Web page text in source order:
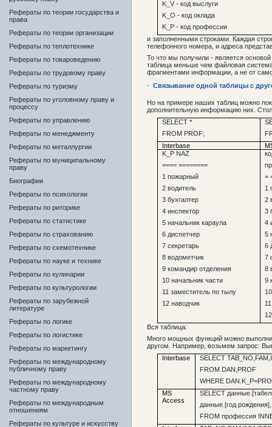
Рефераты по теории государства и
права
Рефераты по теории организации
Рефераты по теплотехнике
Рефераты по товароведению
Рефераты по трудовому праву
Рефераты по туризму
Рефераты по уголовному праву и
процессу
Рефераты по управлению
Рефераты по менеджменту
Рефераты по металлургии
Рефераты по муниципальному
праву
Биографии
Рефераты по психологии
Рефераты по риторике
Рефераты по статистике
Рефераты по страхованию
Рефераты по схемотехнике
Рефераты по науке и технике
Рефераты по кулинарии
Рефераты по культурологии
Рефераты по зарубежной
литературе
Рефераты по логике
Рефераты по логистике
Рефераты по маркетингу
Рефераты по международному
публичному праву
Рефераты по международному
частному праву
Рефераты по международным
отношениям
Рефераты по культуре и искусству
K_V - код выслуги
K_O - код оклада
K_P - код профессии
и заполненными строками. Каждая
телефонного номера, и адреса
То что мы получили - является
таблица меньше чем файловая
фрагментами информации, а не от
· Связывание одной таблицы с
Но на примере наших таблиц можно
дополнительную информацию них.
SELECT *
FROM PROF;
Interbase
K_P NAZ
==== ========
1 пожарный
2 водитель
3 бухгалтер
4 инспектор
5 начальник караула
6 диспетчер
7 секретарь
8 водометчик
9 командир отделения
10 начальник части
11 заместитель по тылу
12 наводчик
=
1
2
3
4
5
6
7
8
9
Вся таблица:
Много мощных функций можно
другом. Например, возьмем запрос:
Interbase
SELECT
FROM DAN,PROF
WHERE
MS
Access
SELECT
данные.[год
FROM профессия